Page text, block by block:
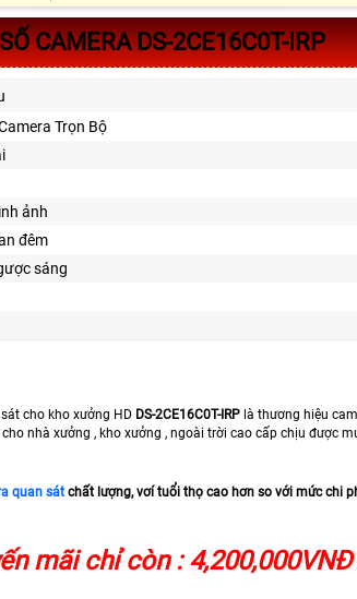
CAMERA DS-2CE16C0T-IRP
Trọn Bộ
ảnh
đêm
sáng
cho kho xưởng HD DS-2CE16C0T-IRP là thương hiệu
cho nhà xưởng , kho xưởng , ngoài trời cao cấp chịu được
quan sát chất lượng, vơí tuổi thọ cao hơn so với mức chi
mãi chỉ còn : 4,200,000VNĐ